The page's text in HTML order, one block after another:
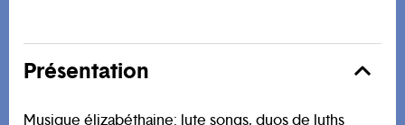
Présentation
Musique élizabéthaine: lute songs, duos de luths